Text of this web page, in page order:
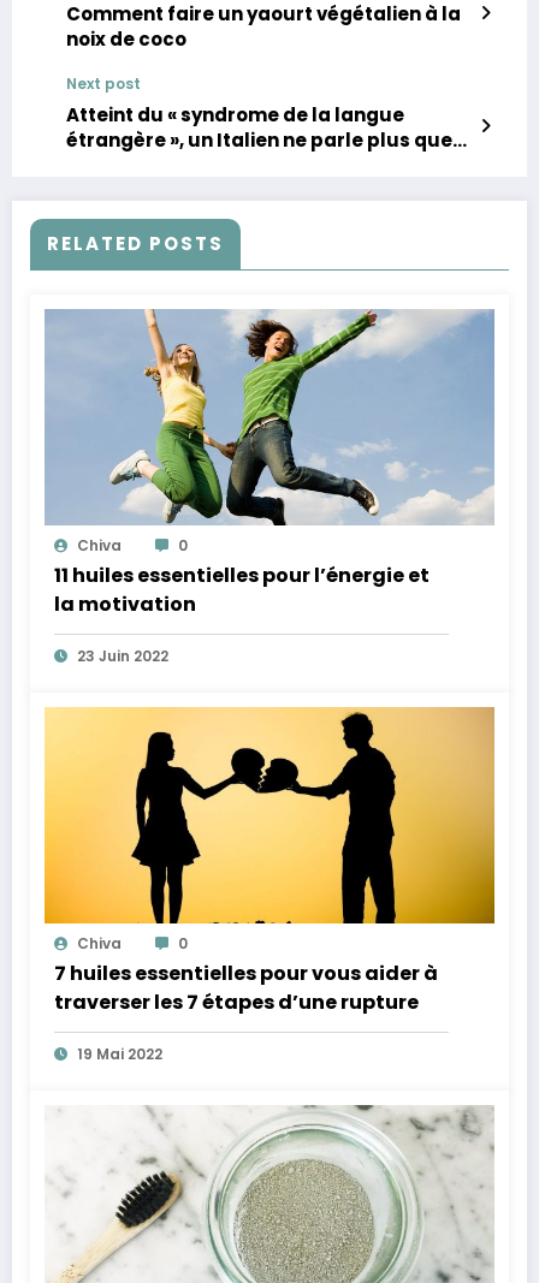
Comment faire un yaourt végétalien à la
noix de coco
Next post
Atteint du « syndrome de la langue
étrangère », un Italien ne parle plus que
RELATED POSTS
Chiva 0
11 huiles essentielles pour l’énergie et
la motivation
23 Juin 2022
Chiva 0
7 huiles essentielles pour vous aider à
traverser les 7 étapes d’une rupture
19 Mai 2022